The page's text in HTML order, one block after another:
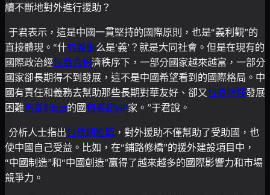
續不斷地對外進行援助？
于君表示，這是中國一貫堅持的國際原則，也是“義利觀”的
直接體現。“什包養網么是‘義’？就是大同社會。但是在現有的
國際政治經包養合約濟秩序下，一部分國家越來越富，一部分
國家卻長期得不到發展，這不是中國希望看到的國際格局。中
國有責任和義務去幫助那些長期對華友好、卻又包養情婦發展
困難包養網ppt的國包養網VIP家。”于君說。
分析人士指出包養網推薦 ，對外援助不僅幫助了受助國，也
使中國自己受益。比如，在“鋪路修橋”的援外建設項目中，
“中國制造”和“中國創造”贏得了越來越多的國際影響力和市場
競爭力。